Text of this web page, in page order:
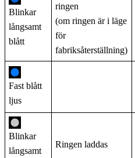
Blinkar
långsamt
blått
ringen
(om ringen är i läge
för
fabriksåterställning)
Fast blått
ljus
Blinkar
långsamt
Ringen laddas